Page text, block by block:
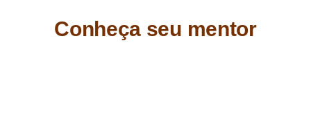
Conheça seu mentor